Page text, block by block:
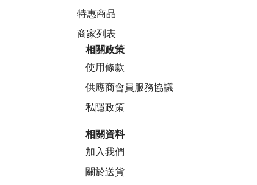
特惠商品
商家列表
相關政策
使用條款
供應商會員服務協議
私隱政策
相關資料
加入我們
關於送貨